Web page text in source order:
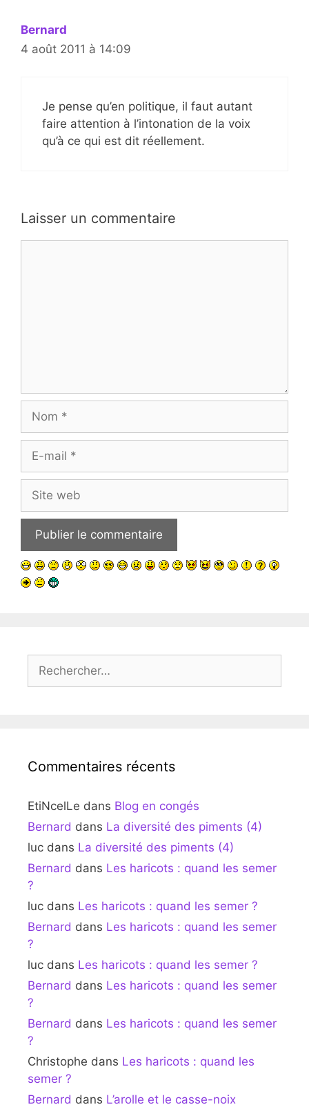
Bernard
4 août 2011 à 14:09
Je pense qu’en politique, il faut autant
faire attention à l’intonation de la voix
qu’à ce qui est dit réellement.
Laisser un commentaire
mail
web
Commentaires récents
EtiNcelLe dans Blog en congés
Bernard dans La diversité des piments (4)
luc dans La diversité des piments (4)
Bernard dans Les haricots : quand les semer
?
luc dans Les haricots : quand les semer ?
Bernard dans Les haricots : quand les semer
?
luc dans Les haricots : quand les semer ?
Bernard dans Les haricots : quand les semer
?
Bernard dans Les haricots : quand les semer
?
Christophe dans Les haricots : quand les
semer ?
Bernard dans L’arolle et le casse-noix